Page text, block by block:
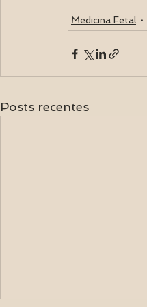
Medicina Fetal
Posts recentes